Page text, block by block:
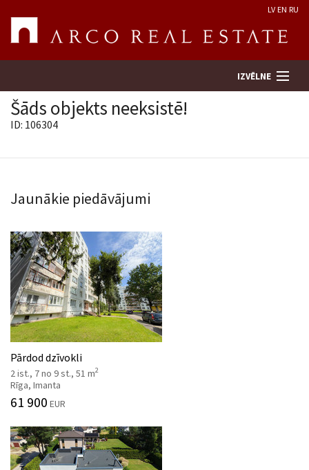
LV EN RU
IZVĒLNE
Uzņēmums
Pakalpojumi
Kontakti
Šāds objekts neeksistē!
ID: 106304
Jaunākie piedāvājumi
Pārdod dzīvokli
2 ist., 7 no 9 st., 51 m2
Rīga, Imanta
61 900 EUR